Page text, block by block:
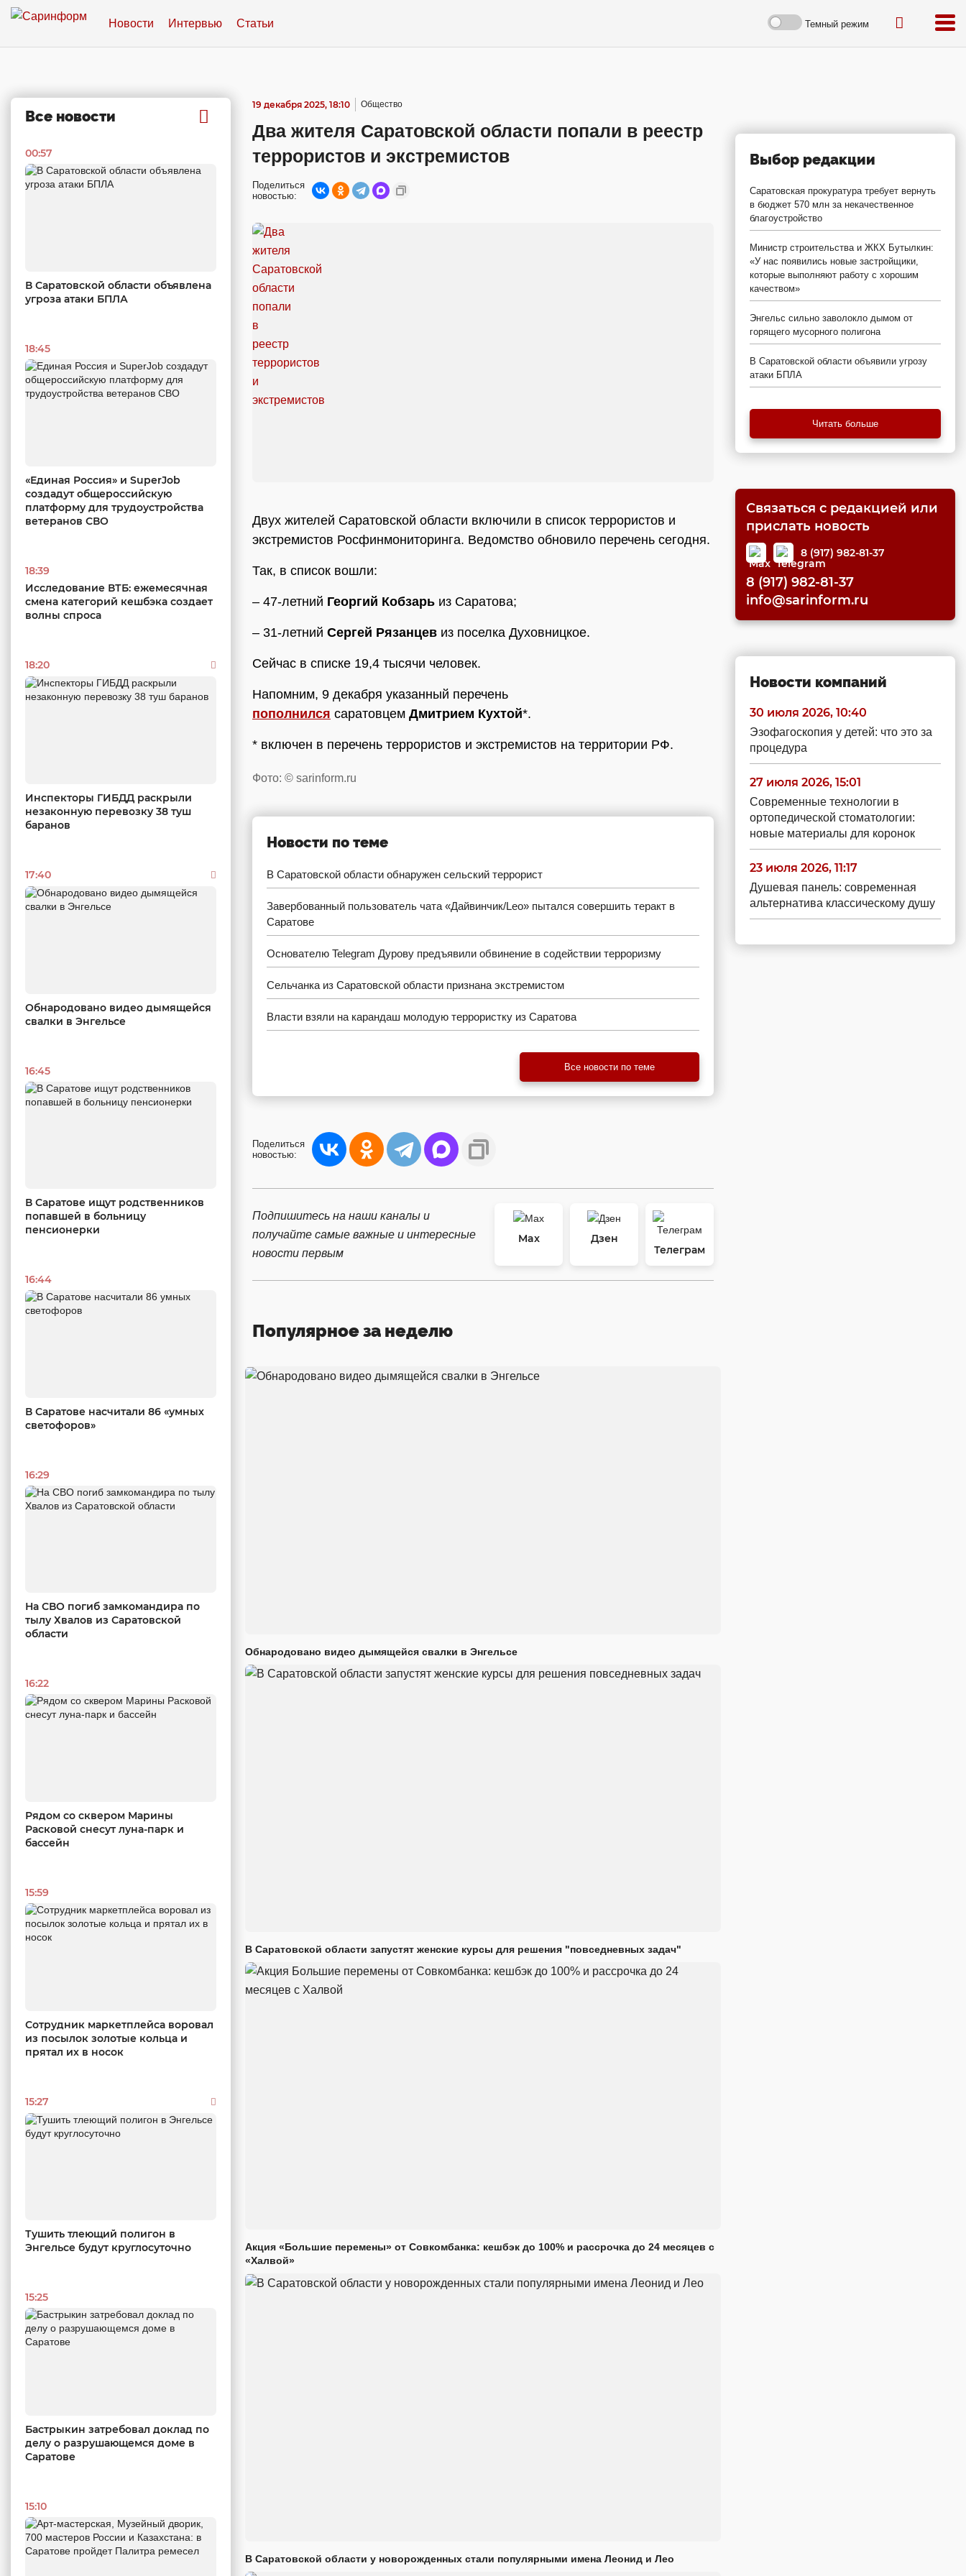
Новости Интервью Статьи Темный режим
Все новости
00:57
В Саратовской области объявлена
угроза атаки БПЛА
18:45
«Единая Россия» и SuperJob
создадут общероссийскую
платформу для трудоустройства
ветеранов СВО
18:39
Исследование ВТБ: ежемесячная
смена категорий кешбэка создает
волны спроса
18:20
Инспекторы ГИБДД раскрыли
незаконную перевозку 38 туш
баранов
17:40
Обнародовано видео дымящейся
свалки в Энгельсе
16:45
В Саратове ищут родственников
попавшей в больницу
пенсионерки
16:44
В Саратове насчитали 86 «умных
светофоров»
16:29
На СВО погиб замкомандира по
тылу Хвалов из Саратовской
области
16:22
Рядом со сквером Марины
Расковой снесут луна-парк и
бассейн
15:59
Сотрудник маркетплейса воровал
из посылок золотые кольца и
прятал их в носок
15:27
Тушить тлеющий полигон в
Энгельсе будут круглосуточно
15:25
Бастрыкин затребовал доклад по
делу о разрушающемся доме в
Саратове
15:10
19 декабря 2025, 18:10 Общество
Два жителя Саратовской области попали в реестр
террористов и экстремистов
Поделиться
новостью:
Двух жителей Саратовской области включили в список террористов и
экстремистов Росфинмониторинга. Ведомство обновило перечень сегодня.
Так, в список вошли:
– 47-летний Георгий Кобзарь из Саратова;
– 31-летний Сергей Рязанцев из поселка Духовницкое.
Сейчас в списке 19,4 тысячи человек.
Напомним, 9 декабря указанный перечень
пополнился саратовцем Дмитрием Кухтой*.
​​​​​​​* включен в перечень террористов и экстремистов на территории РФ.
Фото: © sarinform.ru
Новости по теме
В Саратовской области обнаружен сельский террорист
Завербованный пользователь чата «Дайвинчик/Leo» пытался совершить теракт в
Саратове
Основателю Telegram Дурову предъявили обвинение в содействии терроризму
Сельчанка из Саратовской области признана экстремистом
Власти взяли на карандаш молодую террористку из Саратова
Все новости по теме
Поделиться
новостью:
Подпишитесь на наши каналы и
получайте самые важные и интересные
новости первым
Max
Дзен
Телеграм
Популярное за неделю
Обнародовано видео дымящейся свалки в Энгельсе
В Саратовской области запустят женские курсы для решения "повседневных задач"
Акция «Большие перемены» от Совкомбанка: кешбэк до 100% и рассрочка до 24 месяцев с
«Халвой»
В Саратовской области у новорожденных стали популярными имена Леонид и Лео
Выбор редакции
Саратовская прокуратура требует вернуть
в бюджет 570 млн за некачественное
благоустройство
Министр строительства и ЖКХ Бутылкин:
«У нас появились новые застройщики,
которые выполняют работу с хорошим
качеством»
Энгельс сильно заволокло дымом от
горящего мусорного полигона
В Саратовской области объявили угрозу
атаки БПЛА
Читать больше
Связаться с редакцией или
прислать новость
8 (917) 982-81-37
8 (917) 982-81-37
info@sarinform.ru
Новости компаний
30 июля 2026, 10:40
Эзофагоскопия у детей: что это за
процедура
27 июля 2026, 15:01
Современные технологии в
ортопедической стоматологии:
новые материалы для коронок
23 июля 2026, 11:17
Душевая панель: современная
альтернатива классическому душу